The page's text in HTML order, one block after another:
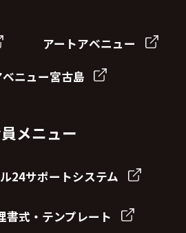
アートアベニュー
ベニュー宮古島
メニュー
24サポートシステム
書式・テンプレート